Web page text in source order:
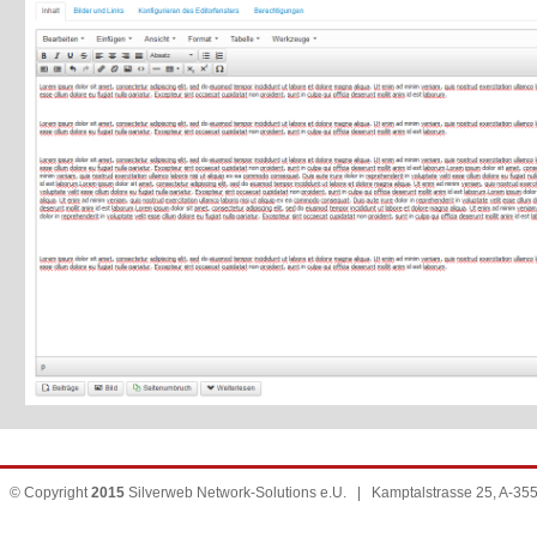
© Copyright2015 Silverweb Network-Solutions e.U. | Kamptalstrasse 25, A-